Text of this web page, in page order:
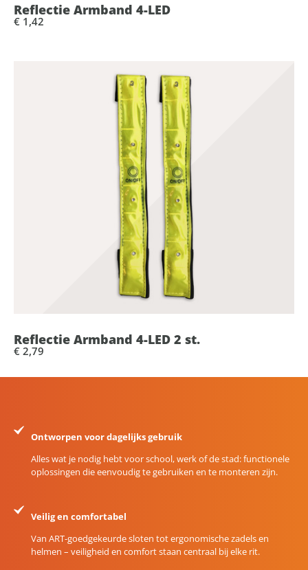
Reflectie Armband 4-LED
€ 1,42
Reflectie Armband 4-LED 2 st.
€ 2,79
Ontworpen voor dagelijks gebruik
Alles wat je nodig hebt voor school, werk of de stad: functionele
oplossingen die eenvoudig te gebruiken en te monteren zijn.
Veilig en comfortabel
Van ART-goedgekeurde sloten tot ergonomische zadels en
helmen – veiligheid en comfort staan centraal bij elke rit.